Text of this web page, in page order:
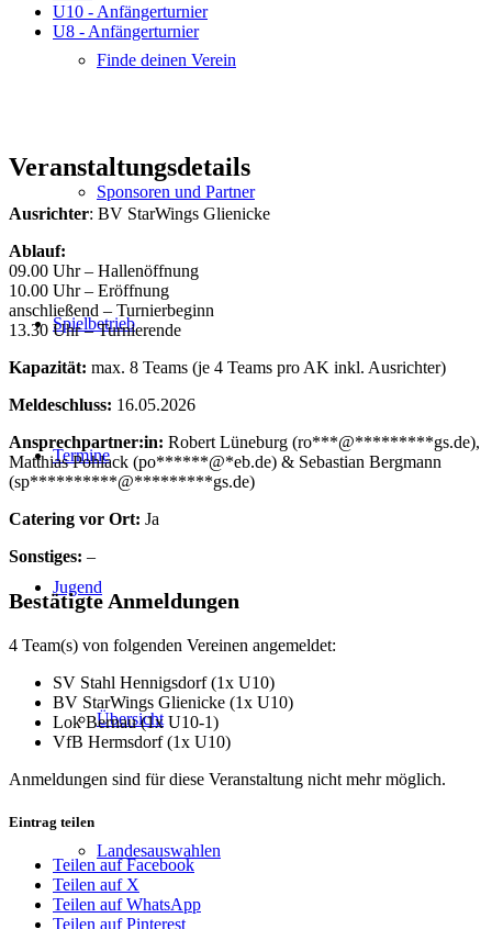
Finde deinen Verein
Sponsoren und Partner
Spielbetrieb
Termine
Jugend
Übersicht
Landesauswahlen
U10 - Anfängerturnier
U8 - Anfängerturnier
Veranstaltungsdetails
Ausrichter: BV StarWings Glienicke
Ablauf:
09.00 Uhr – Hallenöffnung
10.00 Uhr – Eröffnung
anschließend – Turnierbeginn
13.30 Uhr – Turnierende
Kapazität: max. 8 Teams (je 4 Teams pro AK inkl. Ausrichter)
Meldeschluss: 16.05.2026
Ansprechpartner:in: Robert Lüneburg (ro***@*********gs.de),
Matthias Pohlack (po******@*eb.de) & Sebastian Bergmann
(sp**********@*********gs.de)
Catering vor Ort: Ja
Sonstiges: –
Bestätigte Anmeldungen
4 Team(s) von folgenden Vereinen angemeldet:
SV Stahl Hennigsdorf (1x U10)
BV StarWings Glienicke (1x U10)
Lok Bernau (1x U10-1)
VfB Hermsdorf (1x U10)
Anmeldungen sind für diese Veranstaltung nicht mehr möglich.
Eintrag teilen
Teilen auf Facebook
Teilen auf X
Teilen auf WhatsApp
Teilen auf Pinterest